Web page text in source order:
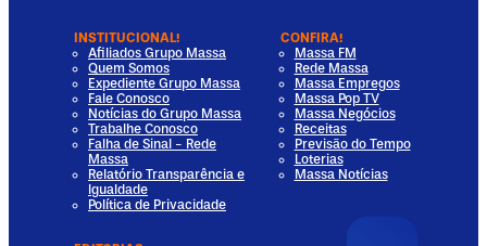
INSTITUCIONAL!
Afiliados Grupo Massa
Quem Somos
Expediente Grupo Massa
Fale Conosco
Notícias do Grupo Massa
Trabalhe Conosco
Falha de Sinal - Rede
Massa
Relatório Transparência e
Igualdade
Política de Privacidade
CONFIRA!
Massa FM
Rede Massa
Massa Empregos
Massa Pop TV
Massa Negócios
Receitas
Previsão do Tempo
Loterias
Massa Notícias